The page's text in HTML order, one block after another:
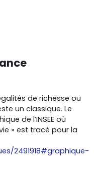
de richesse ou
un classique. Le
de l’INSEE où
» est tracé pour la
2491918#graphique-